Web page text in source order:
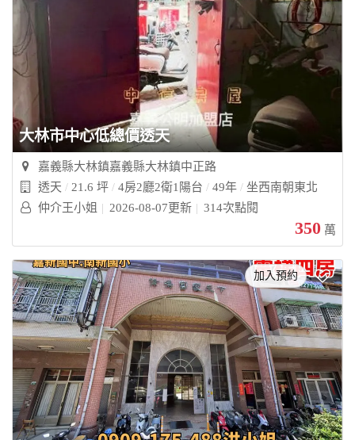
大林市中心低總價透天
嘉義縣大林鎮嘉義縣大林鎮中正路
透天
21.6 坪 4房2廳2衛1陽台 49年
坐西南朝東北
仲介王小姐
2026-08-07更新 314次點閱
350 萬
加入預約